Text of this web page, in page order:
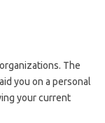
The
you on a personal
your current